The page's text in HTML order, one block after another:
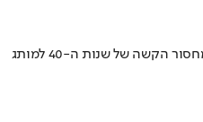
איך אסם הפכה את תקופת הצנע והמחסור הקשה של שנות ה-40 למותג